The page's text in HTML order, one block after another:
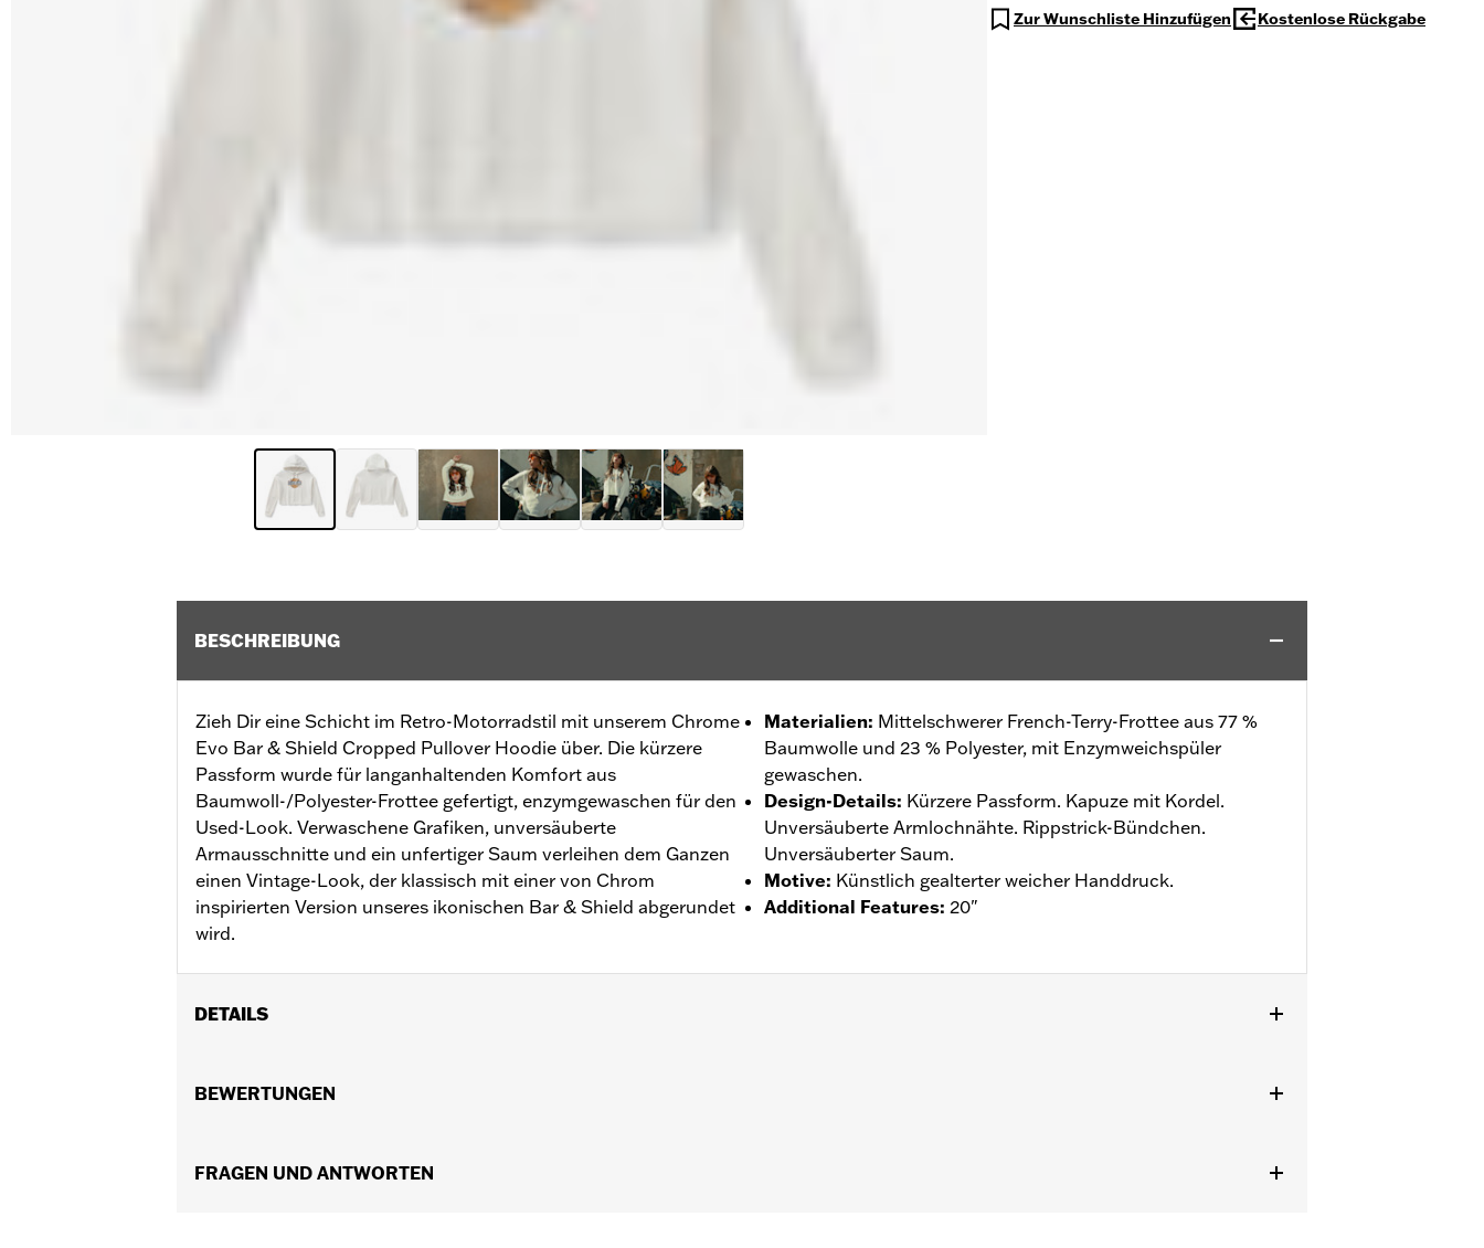
Zur Wunschliste Hinzufügen Kostenlose Rückgabe
BESCHREIBUNG
Zieh Dir eine Schicht im Retro-Motorradstil mit unserem Chrome
Evo Bar & Shield Cropped Pullover Hoodie über. Die kürzere
Passform wurde für langanhaltenden Komfort aus
Baumwoll-/Polyester-Frottee gefertigt, enzymgewaschen für den
Used-Look. Verwaschene Grafiken, unversäuberte
Armausschnitte und ein unfertiger Saum verleihen dem Ganzen
einen Vintage-Look, der klassisch mit einer von Chrom
inspirierten Version unseres ikonischen Bar & Shield abgerundet
wird.
Materialien: Mittelschwerer French-Terry-Frottee aus 77 %
Baumwolle und 23 % Polyester, mit Enzymweichspüler
gewaschen.
Design-Details: Kürzere Passform. Kapuze mit Kordel.
Unversäuberte Armlochnähte. Rippstrick-Bündchen.
Unversäuberter Saum.
Motive: Künstlich gealterter weicher Handdruck.
Additional Features: 20"
DETAILS
Funktionsmerkmale:
BEWERTUNGEN
FRAGEN UND ANTWORTEN